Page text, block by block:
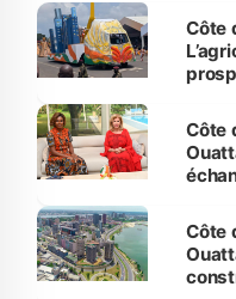
Côte
Côte
Côte